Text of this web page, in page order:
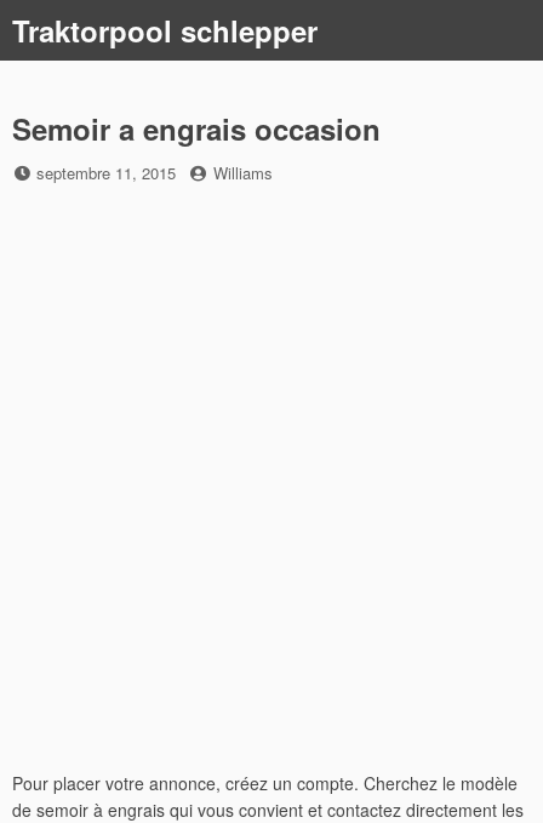
content
Traktorpool schlepper
Semoir a engrais occasion
Posted
septembre 11, 2015 by
Williams
Pour placer votre annonce, créez un compte. Cherchez le modèle
de semoir à engrais qui vous convient et contactez directement les